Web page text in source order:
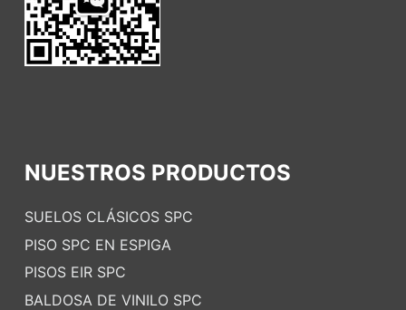
NUESTROS PRODUCTOS
SUELOS CLÁSICOS SPC
PISO SPC EN ESPIGA
PISOS EIR SPC
BALDOSA DE VINILO SPC